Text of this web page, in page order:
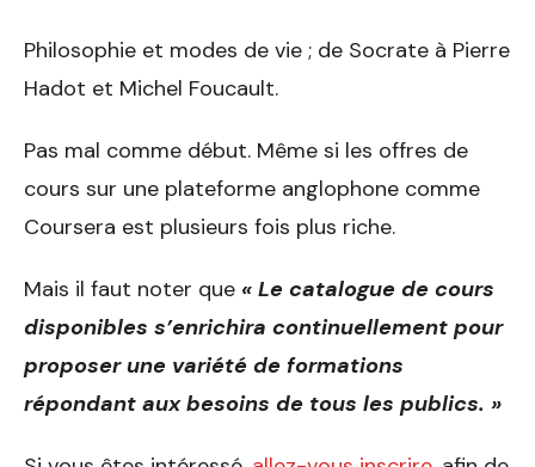
Philosophie et modes de vie ; de Socrate à Pierre
Hadot et Michel Foucault.
Pas mal comme début. Même si les offres de
cours sur une plateforme anglophone comme
Coursera est plusieurs fois plus riche.
Mais il faut noter que « Le catalogue de cours
disponibles s’enrichira continuellement pour
proposer une variété de formations
répondant aux besoins de tous les publics. »